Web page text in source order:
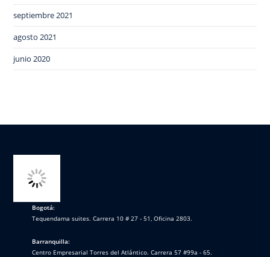
septiembre 2021
agosto 2021
junio 2020
Bogotá:
Tequendama suites. Carrera 10 # 27 - 51, Oficina 2803.
Barranquilla:
Centro Empresarial Torres del Atlántico. Carrera 57 #99a - 65.